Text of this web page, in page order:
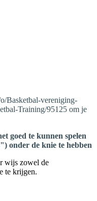
Basketbal-vereniging-
Training/95125 om je
goed te kunnen spelen
onder de knie te hebben
wijs zowel de
te krijgen.